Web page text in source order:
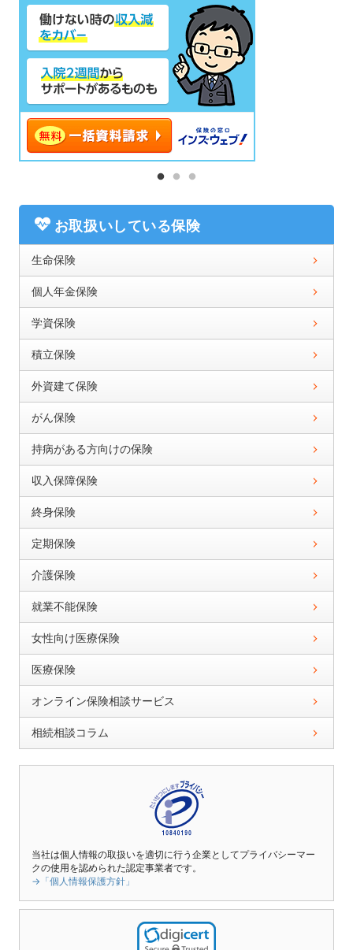
お取扱いしている保険
生命保険
個人年金保険
学資保険
積立保険
外資建て保険
がん保険
持病がある方向けの保険
収入保障保険
終身保険
定期保険
介護保険
就業不能保険
女性向け医療保険
医療保険
オンライン保険相談サービス
相続相談コラム
当社は個人情報の取扱いを適切に行う企業としてプライバシーマー
クの使用を認められた認定事業者です。
→「個人情報保護方針」